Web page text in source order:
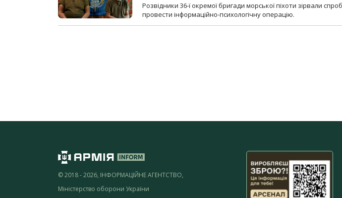
Розвідники 36-ї окремої бригади морської піхоти зірвали
провести інформаційно-психологічну операцію.
© 2018 - 2026, ІНФОРМАЦІЙНЕ АГЕНТСТВО,
Міністерство оборони України